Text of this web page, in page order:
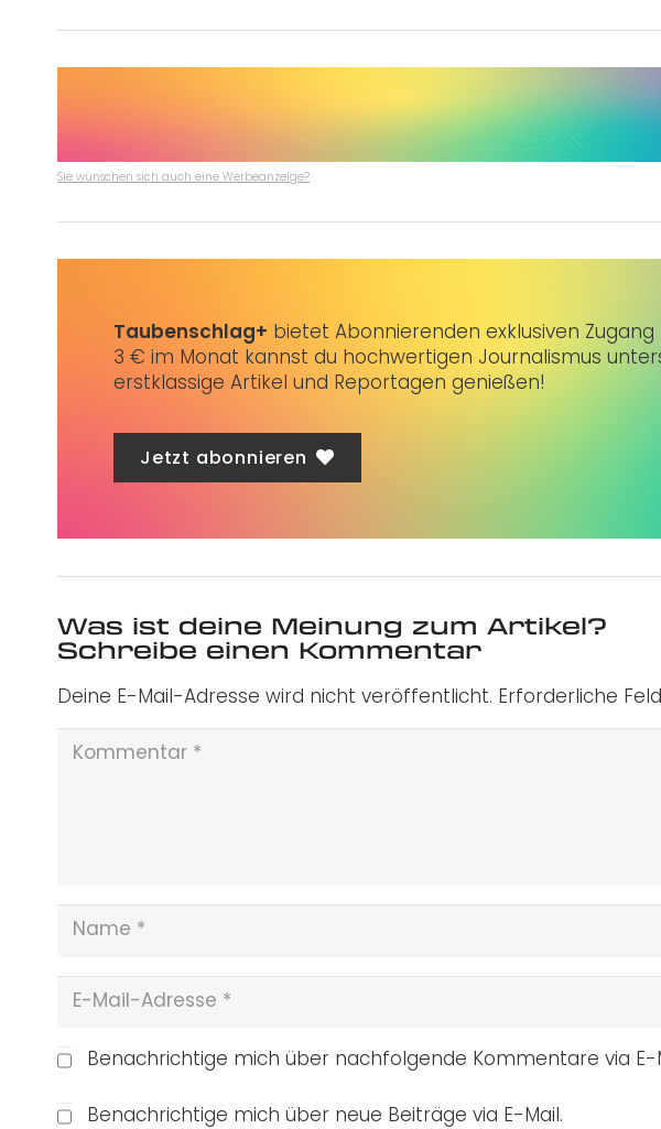
Sie wünschen sich auch eine Werbeanzeige?
Taubenschlag+ bietet Abonnierenden exklusiven
3 € im Monat kannst du hochwertigen Journalismus
erstklassige Artikel und Reportagen genießen!
Jetzt abonnieren
Was ist deine Meinung zum Artikel?
Schreibe einen Kommentar
Deine E-Mail-Adresse wird nicht veröffentlicht. Erforderliche
Benachrichtige mich über nachfolgende Kommentare via E-
Benachrichtige mich über neue Beiträge via E-Mail.